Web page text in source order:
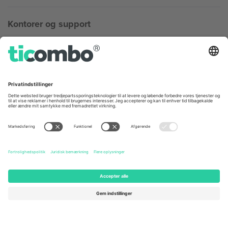
Kontorer og support
Germany
Unter den Linden 24, 10117
167 City Road, London, Greater
United States
Newark, Delaware 19713, United
Switzerland
Engelberg, Switzerland
Regus Sofia City West, bul
Totleben 53-55, 1606 Sofia,
UAE Dubai Silicon Oasis, DDP
Building A1, Office 302, Dubai,
United Arab Emirates